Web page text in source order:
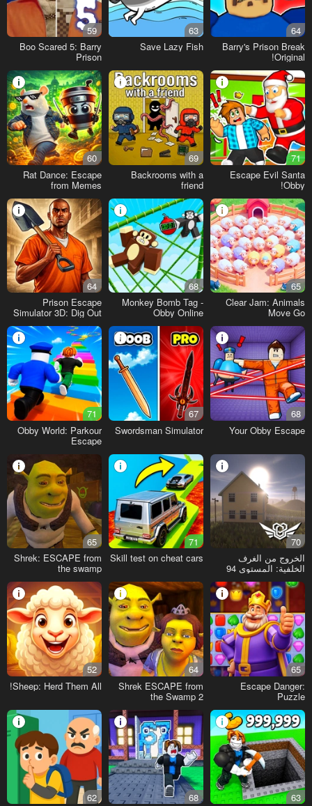
64
Barry's Prison Break
Original!
63
Save Lazy Fish
59
Boo Scared 5: Barry
Prison
71
Escape Evil Santa
Obby!
69
Backrooms with a
friend
60
Rat Dance: Escape
from Memes
65
Clear Jam: Animals
Move Go
68
Monkey Bomb Tag -
Obby Online
64
Prison Escape
Simulator 3D: Dig Out
Master Journey
68
Your Obby Escape
67
Swordsman Simulator
71
Obby World: Parkour
Escape
70
الخروج من الغرف
الخلفية: المستوى 94
71
Skill test on cheat cars
65
Shrek: ESCAPE from
the swamp
65
Escape Danger:
Puzzle
64
Shrek ESCAPE from
the Swamp 2
52
Sheep: Herd Them All!
63
68
62